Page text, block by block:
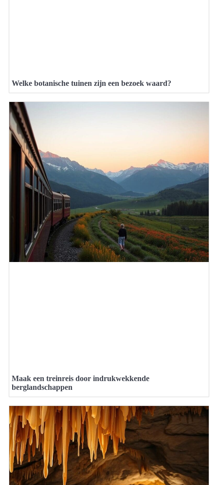
Welke botanische tuinen zijn een bezoek waard?
Maak een treinreis door indrukwekkende
berglandschappen